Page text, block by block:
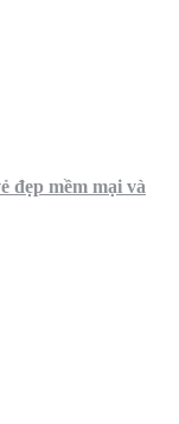
đẹp mềm mại và